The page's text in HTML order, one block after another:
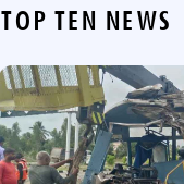
TOP TEN NEWS